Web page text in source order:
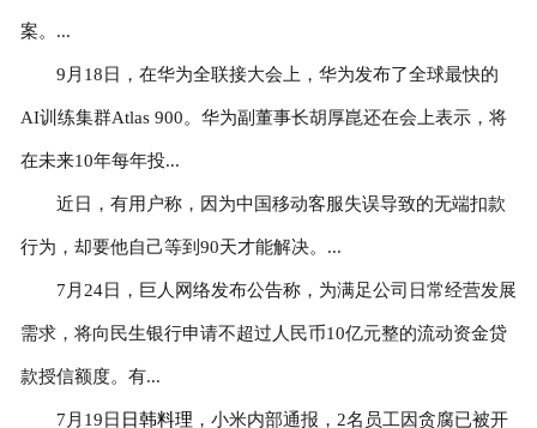
案。...
9月18日，在华为全联接大会上，华为发布了全球最快的
AI训练集群Atlas 900。华为副董事长胡厚崑还在会上表示，将
在未来10年每年投...
近日，有用户称，因为中国移动客服失误导致的无端扣款
行为，却要他自己等到90天才能解决。...
7月24日，巨人网络发布公告称，为满足公司日常经营发展
需求，将向民生银行申请不超过人民币10亿元整的流动资金贷
款授信额度。有...
7月19日 日韩料理 ，小米内部通报，2名员工因贪腐已被开